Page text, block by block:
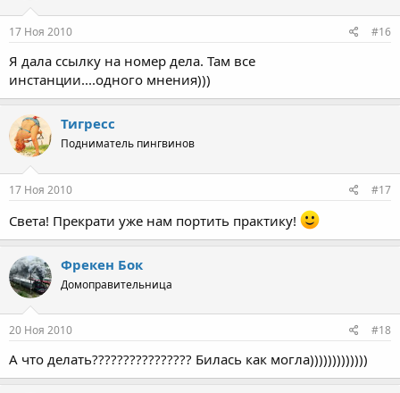
17 Ноя 2010 #16
Я дала ссылку на номер дела. Там все
инстанции....одного мнения)))
Тигресс
Подниматель пингвинов
17 Ноя 2010 #17
Света! Прекрати уже нам портить практику!
Фрекен Бок
Домоправительница
20 Ноя 2010 #18
А что делать???????????????? Билась как могла)))))))))))))